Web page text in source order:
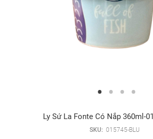
Ly Sứ La Fonte Có Nắp 360ml-
SKU: 015745-BLU